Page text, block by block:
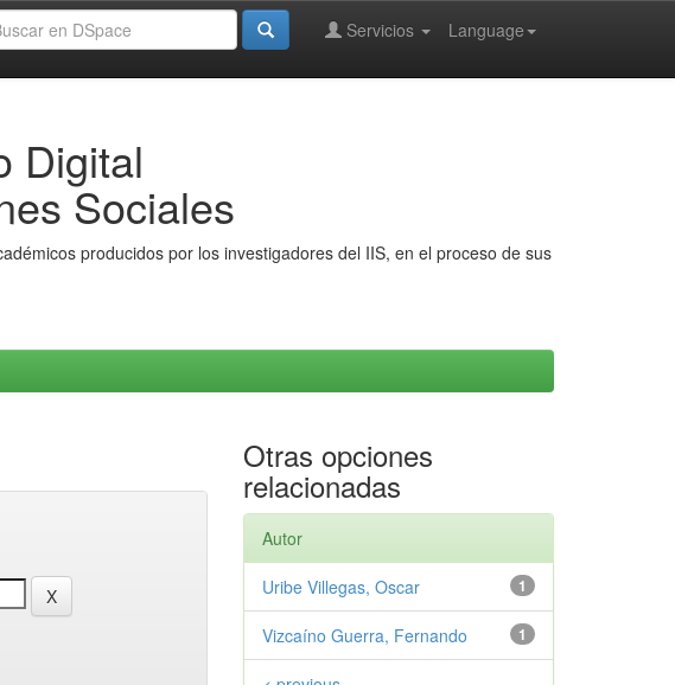
Language
Servicios
Digital
Sociales
producidos por los investigadores del IIS, en el proceso de sus
Otras opciones
relacionadas
Autor
1
Uribe Villegas, Oscar
1
Vizcaíno Guerra, Fernando